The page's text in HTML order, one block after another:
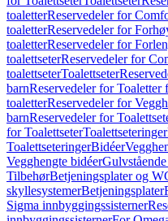
toaletterReservedeler for
toaletterReservedeler for
toaletterReservedeler for
toalettseterReservedeler for
toalettseterToalettseter
barnReservedeler for Toaletter
toaletterReservedeler for
barnReservedeler for
for ToalettseterToalettseteringer
ToalettseteringerBidéer
Vegghengte bidéer
TilbehørBetjeningsplater og
skyllesystemerBetjeningsplater
Sigma innbyggingssisterner